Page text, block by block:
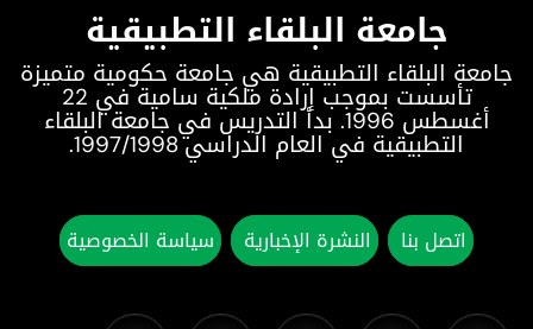
جامعة البلقاء التطبيقية
جامعة البلقاء التطبيقية هي جامعة حكومية متميزة
تأسست بموجب إرادة ملكية سامية في 22
أغسطس 1996. بدأ التدريس في جامعة البلقاء
التطبيقية في العام الدراسي 1997/1998.
اتصل بنا النشرة الإخبارية سياسة الخصوصية